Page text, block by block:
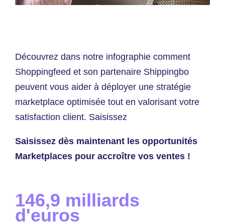
Découvrez dans notre infographie comment
Shoppingfeed et son partenaire Shippingbo
peuvent vous aider à déployer une stratégie
marketplace optimisée tout en valorisant votre
satisfaction client. Saisissez
Saisissez dès maintenant les opportunités
Marketplaces pour accroître vos ventes !
146,9 milliards
d'euros